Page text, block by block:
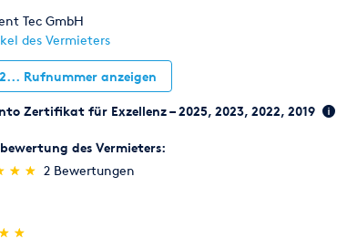
Tec GmbH
des Vermieters
Rufnummer anzeigen
Zertifikat für Exzellenz – 2025, 2023, 2022, 2019
des Vermieters:
★
★ ★
★ 2 Bewertungen
★
★ ★
★